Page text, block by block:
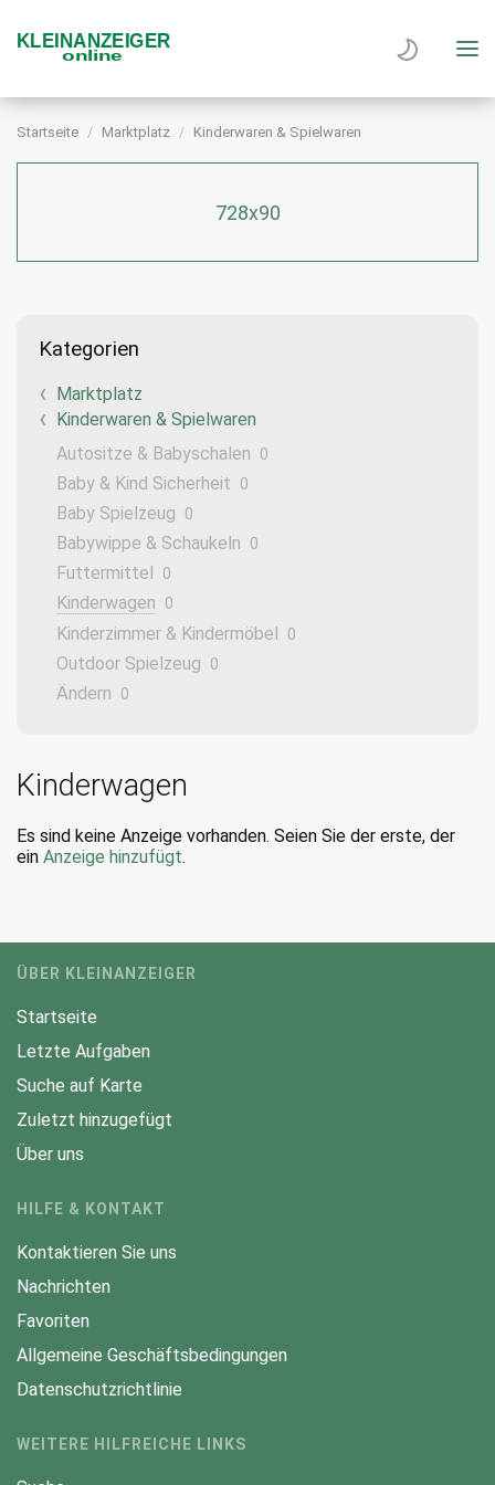
Startseite Marktplatz Kinderwaren & Spielwaren
728x90
Kategorien
Marktplatz
Kinderwaren & Spielwaren
Autositze & Babyschalen
0
Baby & Kind Sicherheit 0
Baby Spielzeug 0
Babywippe & Schaukeln 0
Futtermittel 0
Kinderwagen 0
Kinderzimmer & Kindermöbel 0
Outdoor Spielzeug 0
Ändern 0
Kinderwagen
Es sind keine Anzeige vorhanden. Seien Sie der erste, der
ein Anzeige hinzufügt.
ÜBER KLEINANZEIGER
Startseite
Letzte Aufgaben
Suche auf Karte
Zuletzt hinzugefügt
Über uns
HILFE & KONTAKT
Kontaktieren Sie uns
Nachrichten
Favoriten
Allgemeine Geschäftsbedingungen
Datenschutzrichtlinie
WEITERE HILFREICHE LINKS